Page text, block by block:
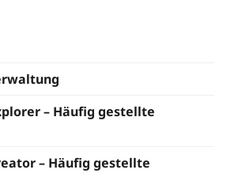
– Häufig gestellte
– Häufig gestellte